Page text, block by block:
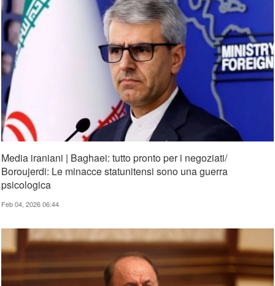
Media iraniani | Baghaei: tutto pronto per i negoziati/
Boroujerdi: Le minacce statunitensi sono una guerra
psicologica
Feb 04, 2026 06:44